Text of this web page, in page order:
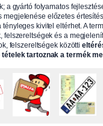
a gyártó folyamatos
megjelenése előzetes
kivitel eltérhet. A
felszereltségek és a
felszereltségek közötti
tételek tartoznak a termék